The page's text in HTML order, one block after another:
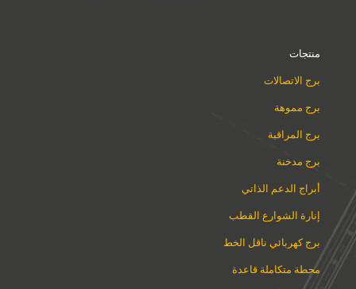
منتجات
برج الاتصالات
برج مموهة
برج المراقبة
برج مدخنة
أبراج الدعم الذاتي
إنارة الشوارع القطب
برج كهربائي ناقل الخط
محطة متكاملة قاعدة